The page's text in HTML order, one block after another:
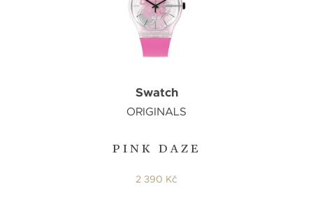
PINK DAZE
Swatch
ORIGINALS
2 390 Kč